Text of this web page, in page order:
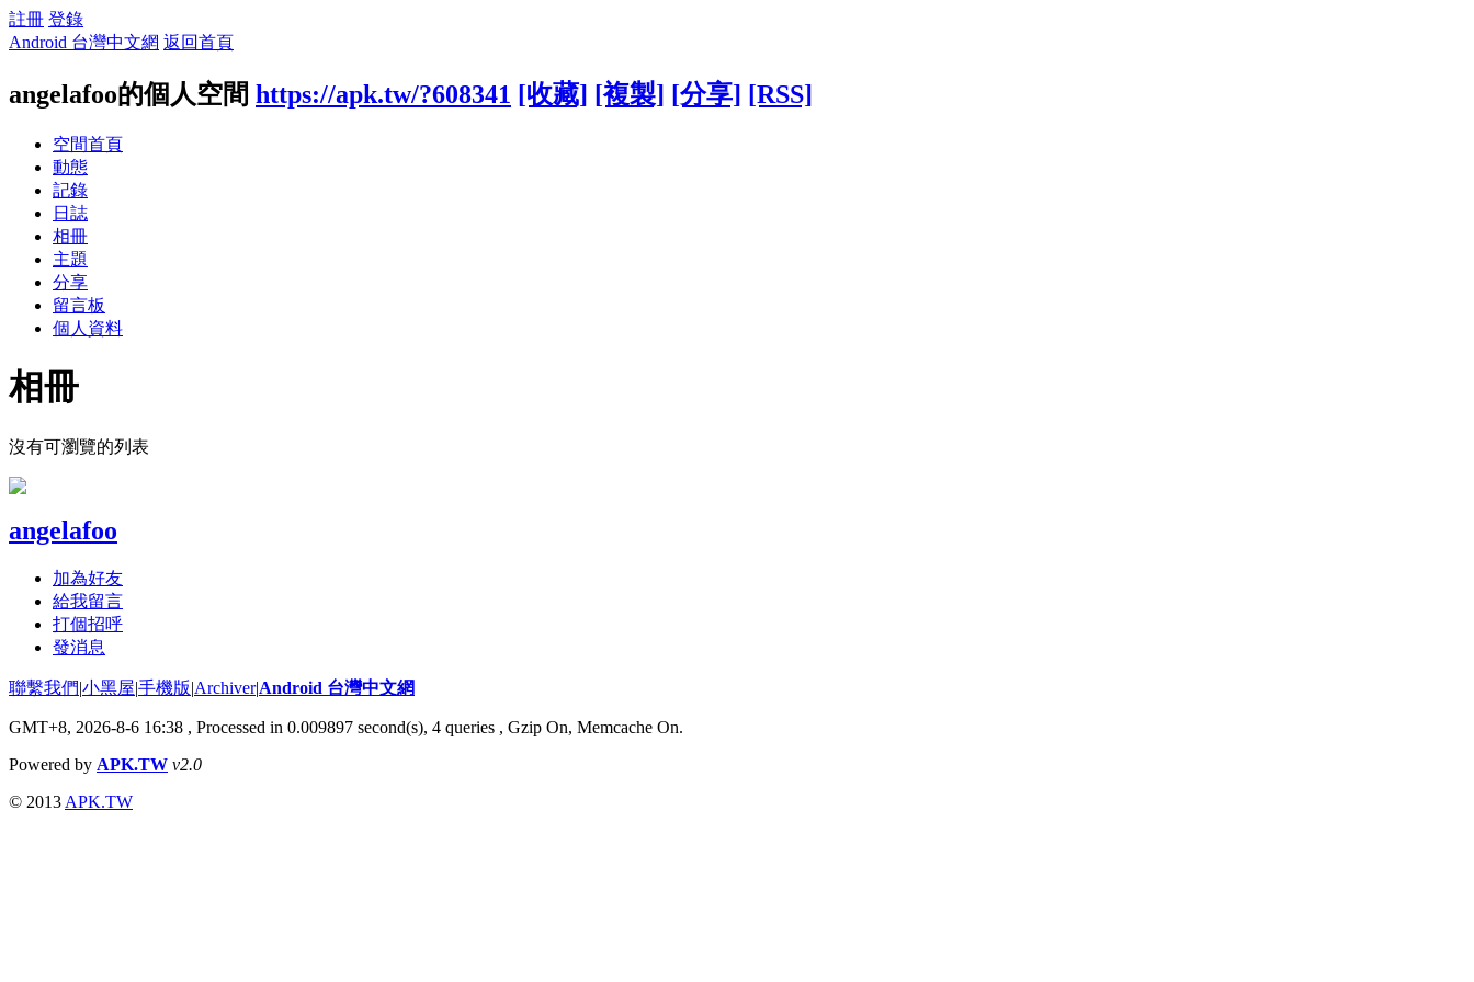
註冊 登錄
Android 台灣中文網 返回首頁
angelafoo的個人空間 https://apk.tw/?608341 [收藏] [複製] [分享] [RSS]
空間首頁
動態
記錄
日誌
相冊
主題
分享
留言板
個人資料
相冊
沒有可瀏覽的列表
angelafoo
加為好友
給我留言
打個招呼
發消息
聯繫我們|小黑屋|手機版|Archiver|Android 台灣中文網
GMT+8, 2026-8-6 16:38 , Processed in 0.009897 second(s), 4 queries , Gzip On, Memcache On.
Powered by APK.TW v2.0
© 2013 APK.TW